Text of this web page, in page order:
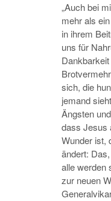
„Auch bei
mehr als
in ihrem
uns für
sich, die
jemand
Ängsten
dass Jesus
Wunder ist,
ändert:
alle werden
zur neuen